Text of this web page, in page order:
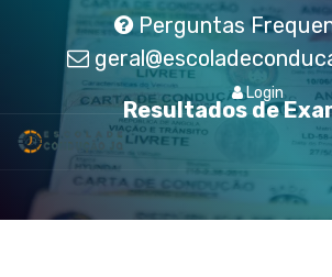
Perguntas
Login
Resultados de